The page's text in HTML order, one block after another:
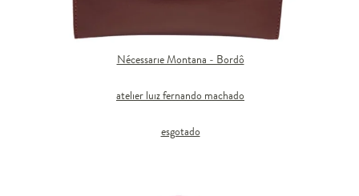
Nécessarie Montana - Bordô
atelier luiz fernando machado
esgotado